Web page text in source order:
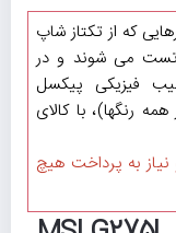
حراج
جدید
که از تکتاز شاپ
تست می شوند و در
فیزیکی پیکسل
در همه رنگها)، با کالای
به پرداخت هیچ